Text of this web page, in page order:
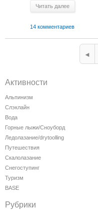
Читать далее
14 комментариев
◄
Активности
Альпинизм
Слэклайн
Вода
Горные лыжи/Сноуборд
Ледолазание/drytoolling
Путешествия
Скалолазание
Снегоступинг
Туризм
BASE
Рубрики